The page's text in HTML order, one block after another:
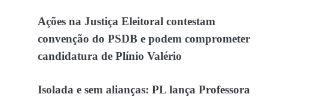
Ações na Justiça Eleitoral contestam
convenção do PSDB e podem comprometer
candidatura de Plínio Valério
Isolada e sem alianças: PL lança Professora